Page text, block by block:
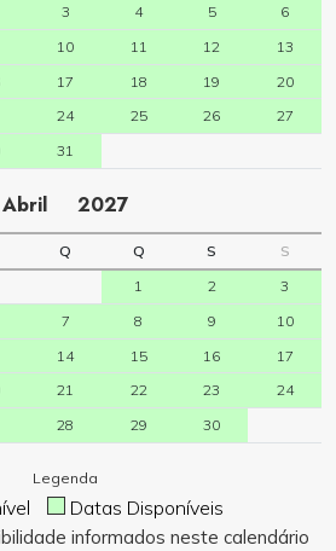
3 4 5
6
10 11 12
13
17 18 19
20
24 25 26
27
31
Abril 2027
Q Q S
S
1
2
3
7 8 9
10
14 15 16
17
21 22 23
24
28 29 30
Legenda
Datas Disponíveis
informados neste calendário